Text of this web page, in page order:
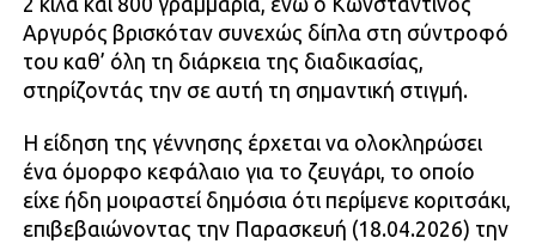
Αργυρός βρισκόταν συνεχώς δίπλα στη σύντροφό
του καθ’ όλη τη διάρκεια της διαδικασίας,
στηρίζοντάς την σε αυτή τη σημαντική στιγμή.
Η είδηση της γέννησης έρχεται να ολοκληρώσει
ένα όμορφο κεφάλαιο για το ζευγάρι, το οποίο
είχε ήδη μοιραστεί δημόσια ότι περίμενε κοριτσάκι,
επιβεβαιώνοντας την Παρασκευή (18.04.2026) την